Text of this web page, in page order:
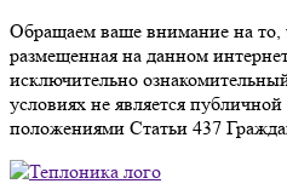
Обращаем ваше внимание на то,
размещенная на данном
исключительно
условиях не является
положениями Статьи 437